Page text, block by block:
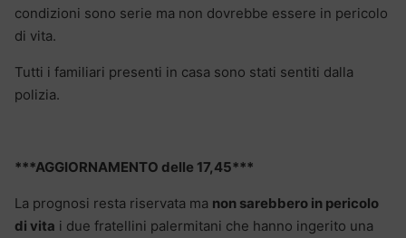
condizioni sono serie ma non dovrebbe essere in pericolo
di vita.
Tutti i familiari presenti in casa sono stati sentiti dalla
polizia.
***AGGIORNAMENTO delle 17,45***
La prognosi resta riservata ma non sarebbero in pericolo
di vita i due fratellini palermitani che hanno ingerito una